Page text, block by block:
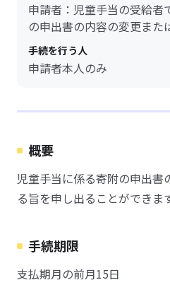
申請者：児童手当の受給者
の申出書の内容の変更また
手続を行う人
申請者本人のみ
概要
児童手当に係る寄附の申出
る旨を申し出ることができま
手続期限
支払期月の前月15日